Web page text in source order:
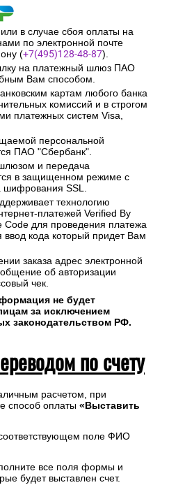
в случае сбоя оплаты на
по электронной почте
(+7(495)128-48-87).
на платежный шлюз ПАО
Вам способом.
картам любого банка
комиссий и в строгом
платежных систем Visa,
персональной
ПАО "Сбербанк".
и передача
в защищенном режиме с
шифрования SSL.
технологию
платежей Verified By
для проведения платежа
ввод кода который придет Вам
заказа адрес электронной
об авторизации
чек.
не будет
за исключением
законодательством РФ.
по счету
расчетом, при
способ оплаты «Выставить
поле ФИО
все поля формы и
будет выставлен счет.